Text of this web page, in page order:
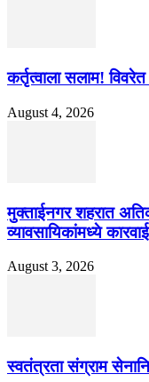
कर्तृत्वाला सलाम!
August 4, 2026
मुक्ताईनगर शहरात
व्यावसायिकांमध्ये
August 3, 2026
स्वतंत्रता संग्राम